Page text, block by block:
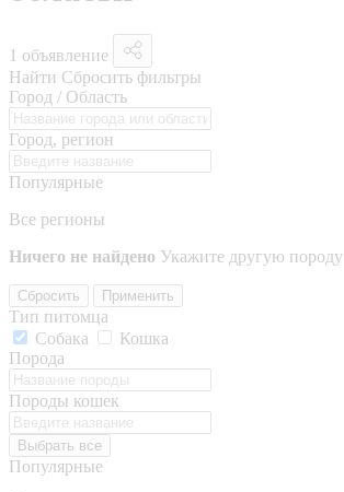
1 объявление
Найти Сбросить фильтры
Город / Область
Город, регион
Популярные
Все регионы
Ничего не найдено Укажите другую породу
Сбросить Применить
Тип питомца
Собака
Кошка
Порода
Породы кошек
Выбрать все
Популярные